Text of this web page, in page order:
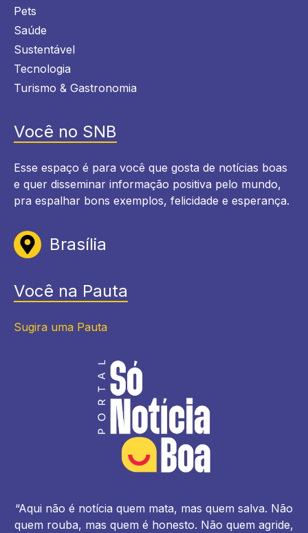
Pets
Saúde
Sustentável
Tecnologia
Turismo & Gastronomia
Você no SNB
Esse espaço é para você que gosta de notícias boas
e quer disseminar informação positiva pelo mundo,
pra espalhar bons exemplos, felicidade e esperança.
Brasília
Você na Pauta
Sugira uma Pauta
“Aqui não é notícia quem mata, mas quem salva. Não
quem rouba, mas quem é honesto. Não quem agride,